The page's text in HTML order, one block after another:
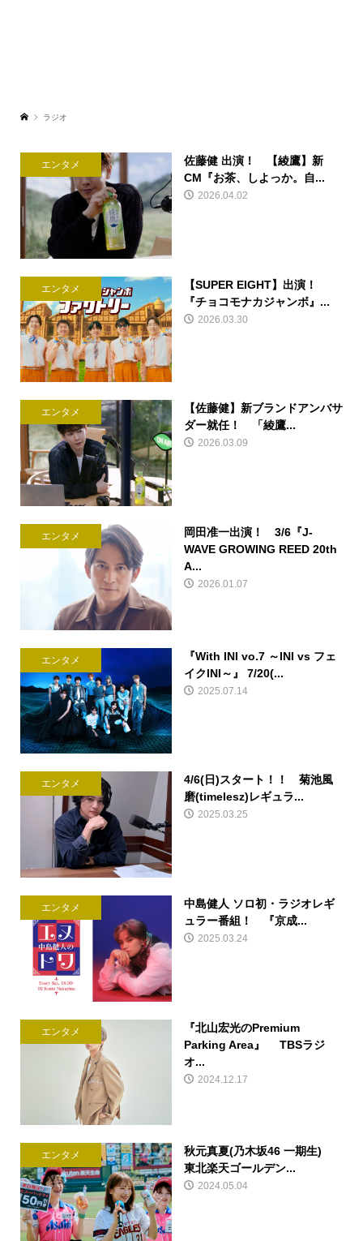
ラジオ
エンタメ
佐藤健 出演！ 【綾鷹】新
CM『お茶、しよっか。自...
2026.04.02
エンタメ
【SUPER EIGHT】出演！
『チョコモナカジャンボ』...
2026.03.30
エンタメ
【佐藤健】新ブランドアンバサ
ダー就任！ 「綾鷹...
2026.03.09
エンタメ
岡田准一出演！ 3/6『J-
WAVE GROWING REED 20th
A...
2026.01.07
エンタメ
『With INI vo.7 ～INI vs フェ
イクINI～』 7/20(...
2025.07.14
エンタメ
4/6(日)スタート！！ 菊池風
磨(timelesz)レギュラ...
2025.03.25
エンタメ
中島健人 ソロ初・ラジオレギ
ュラー番組！ 『京成...
2025.03.24
エンタメ
『北山宏光のPremium
Parking Area』 TBSラジ
オ...
2024.12.17
エンタメ
秋元真夏(乃木坂46 一期生)
東北楽天ゴールデン...
2024.05.04